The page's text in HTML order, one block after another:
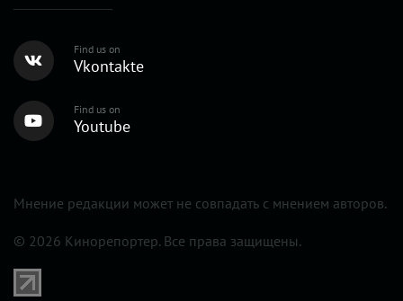
Find us on
Vkontakte
Find us on
Youtube
Мнение редакции может не совпадать с мнением авторов.
© 2026 Кинорепортер. Все права защищены.